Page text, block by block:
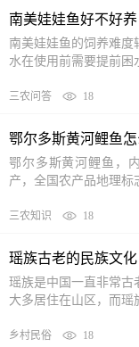
南美娃娃鱼的饲养难度
水在使用前需要提前困
三农问答 18
鄂尔多斯黄河鲤鱼
鄂尔多斯黄河鲤鱼，
产，全国农产品地理标
三农知识 18
瑶族是中国一直非常古
大多居住在山区，而瑶
乡村民俗 18